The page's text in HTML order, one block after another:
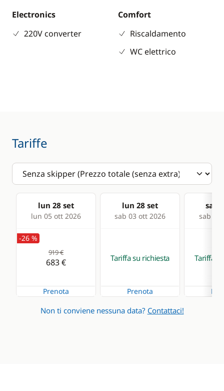
Electronics
220V converter
Comfort
Riscaldamento
WC elettrico
Tariffe
lun 28 set
lun 05 ott 2026
lun 28 set
sab 03 ott 2026
sab
sab 10
-26 %
919 €
683 €
Prenota
Tariffa su richiesta
Prenota
Tariffa
Non ti conviene nessuna data? Contattaci!